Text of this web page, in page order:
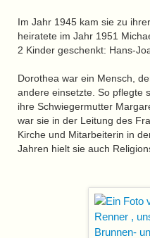
Im Jahr 1945 kam sie zu
heiratete im Jahr 1951
2 Kinder geschenkt: Hans-
Dorothea war ein Mensch,
andere einsetzte. So pflegte
ihre Schwiegermutter
war sie in der Leitung des
Kirche und Mitarbeiterin in
Jahren hielt sie auch